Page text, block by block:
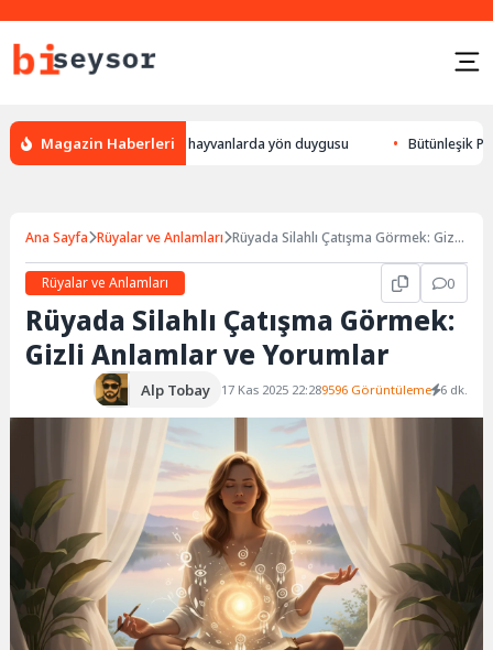
Magazin Haberleri
leylek yön bulması, hayvanlarda yön duygusu Bütünleşik
Ana Sayfa Rüyalar ve Anlamları Rüyada Silahlı Çatışma Görmek: Gizli
Rüyalar ve Anlamları
0
Rüyada Silahlı Çatışma Görmek:
Gizli Anlamlar ve Yorumlar
Alp Tobay 17 Kas 2025 22:289596 Görüntüleme 6 dk.